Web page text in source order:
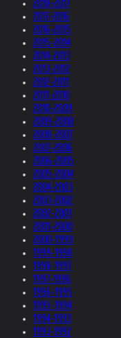
2018-2017
2017-2016
2016-2015
2015-2014
2014-2013
2013-2012
2012-2011
2011-2010
2010-2009
2009-2008
2008-2007
2007-2006
2006-2005
2005-2004
2004-2003
2003-2002
2002-2001
2001-2000
2000-1999
1999-1998
1998-1997
1997-1996
1996-1995
1995-1994
1994-1993
1993-1992